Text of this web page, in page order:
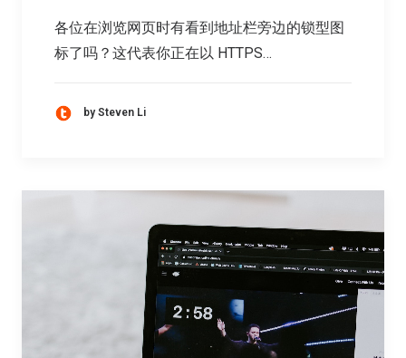
各位在浏览网页时有看到地址栏旁边的锁型图
标了吗？这代表你正在以 HTTPS…
by Steven Li